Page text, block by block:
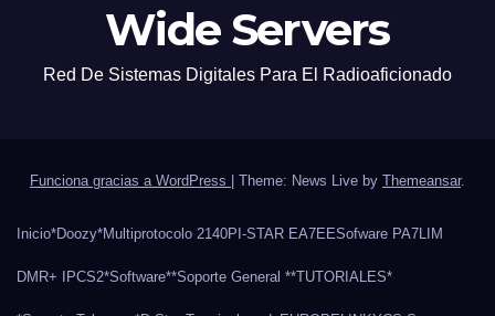
Wide Servers
Red De Sistemas Digitales Para El Radioaficionado
Funciona gracias a WordPress | Theme: News Live by Themeansar.
Inicio*Doozy*Multiprotocolo 2140PI-STAR EA7EESofware PA7LIM
DMR+ IPCS2*Software**Soporte General **TUTORIALES*